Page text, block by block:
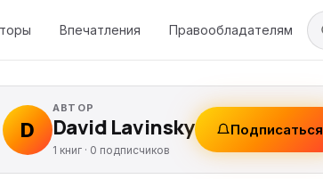
Впечатления Правообладателям
D
АВТОР
David Lavinsky
1 книг · 0 подписчиков
Подписаться